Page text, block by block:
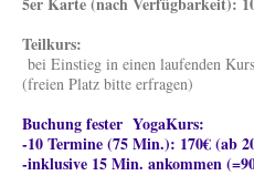
Teilkurs:
bei Einstieg in einen laufenden
(freien Platz bitte erfragen)
Buchung fester YogaKurs:
-10 Termine (75 Min.): 170€ (ab
-inklusive 15 Min. ankommen